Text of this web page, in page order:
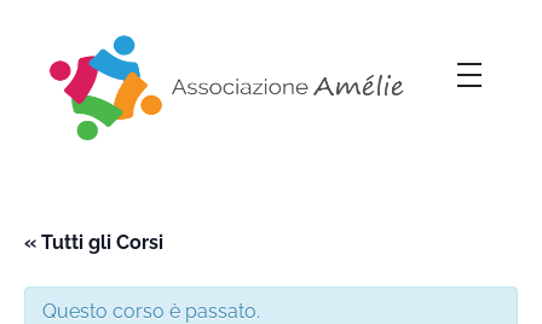
« Tutti gli Corsi
Questo corso è passato.